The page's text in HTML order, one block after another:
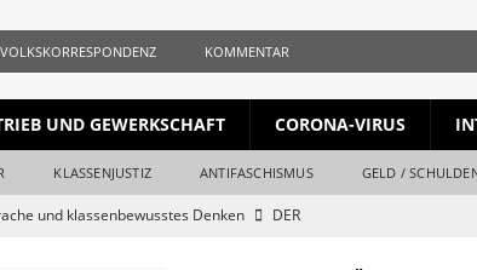
KOMMENTAR
UND GEWERKSCHAFT CORONA-VIRUS
KLASSENJUSTIZ ANTIFASCHISMUS GELD /
und klassenbewusstes Denken
DER